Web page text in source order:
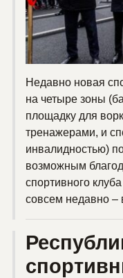
Недавно новая
на четыре зоны
площадку для
тренажерами, и
инвалидностью)
возможным
спортивного
совсем недавно